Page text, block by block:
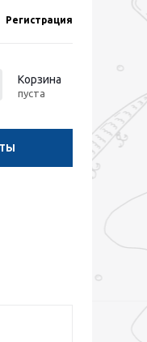
Регистрация
Корзина
пуста